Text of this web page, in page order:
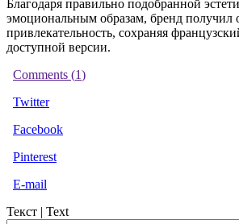
Благодаря правильно подобранной
эмоциональным образам, бренд получил
привлекательность, сохраняя
доступной версии.
Comments (1)
Twitter
Facebook
Pinterest
E-mail
Текст | Text